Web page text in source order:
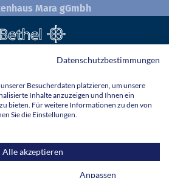
Mara gGmbh
Datenschutzbestimmungen
Besucherdaten platzieren, um unsere
Inhalte anzuzeigen und Ihnen ein
bieten. Für weitere Informationen zu den von
Sie die Einstellungen.
Alle akzeptieren
Anpassen